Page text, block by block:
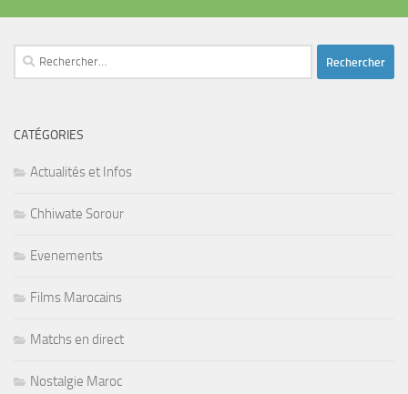
Rechercher :
CATÉGORIES
Actualités et Infos
Chhiwate Sorour
Evenements
Films Marocains
Matchs en direct
Nostalgie Maroc